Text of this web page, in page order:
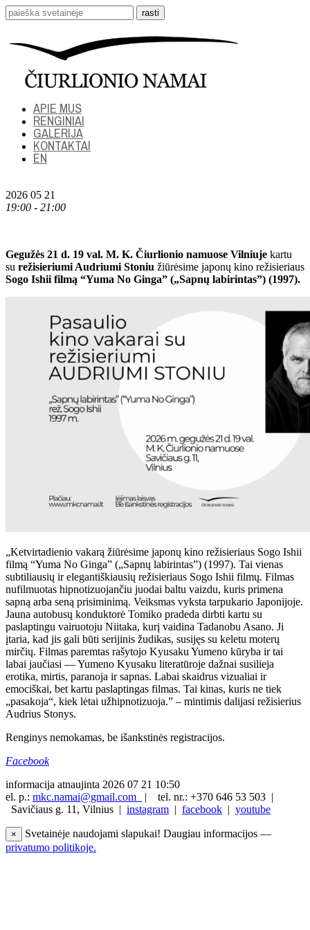
APIE MUS
RENGINIAI
GALERIJA
KONTAKTAI
EN
2026 05 21
19:00 - 21:00
Gegužės 21 d. 19 val. M. K. Čiurlionio namuose Vilniuje kartu
su režisieriumi Audriumi Stoniu žiūrėsime japonų kino režisieriaus
Sogo Ishii filmą “Yuma No Ginga” („Sapnų labirintas”) (1997).
„Ketvirtadienio vakarą žiūrėsime japonų kino režisieriaus Sogo Ishii
filmą “Yuma No Ginga” („Sapnų labirintas”) (1997). Tai vienas
subtiliausių ir elegantiškiausių režisieriaus Sogo Ishii filmų. Filmas
nufilmuotas hipnotizuojančiu juodai baltu vaizdu, kuris primena
sapną arba seną prisiminimą. Veiksmas vyksta tarpukario Japonijoje.
Jauna autobusų konduktorė Tomiko pradeda dirbti kartu su
paslaptingu vairuotoju Niitaka, kurį vaidina Tadanobu Asano. Ji
įtaria, kad jis gali būti serijinis žudikas, susijęs su keletu moterų
mirčių. Filmas paremtas rašytojo Kyusaku Yumeno kūryba ir tai
labai jaučiasi — Yumeno Kyusaku literatūroje dažnai susilieja
erotika, mirtis, paranoja ir sapnas. Labai skaidrus vizualiai ir
emociškai, bet kartu paslaptingas filmas. Tai kinas, kuris ne tiek
„pasakoja“, kiek lėtai užhipnotizuoja.” – mintimis dalijasi režisierius
Audrius Stonys.
Renginys nemokamas, be išankstinės registracijos.
Facebook
informacija atnaujinta 2026 07 21 10:50
el. p.: mkc.namai@gmail.com |
tel. nr.: +370 646 53 503 |
Savičiaus g. 11, Vilnius | instagram | facebook | youtube
×
Svetainėje naudojami slapukai! Daugiau informacijos —
privatumo politikoje.